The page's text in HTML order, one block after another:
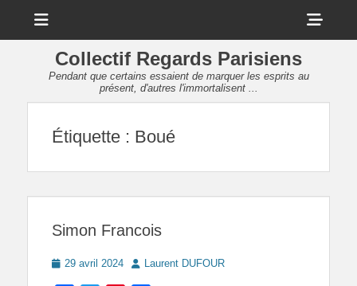
Collectif Regards Parisiens
Pendant que certains essaient de marquer les esprits au
présent, d'autres l'immortalisent ...
Étiquette : Boué
Simon Francois
Posted
29 avril 2024 AuthorLaurent DUFOUR